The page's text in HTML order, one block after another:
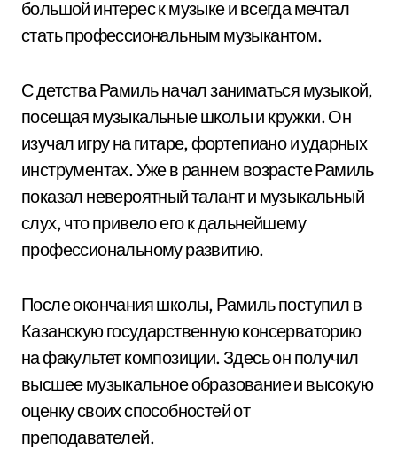
большой интерес к музыке и всегда мечтал
стать профессиональным музыкантом.
С детства Рамиль начал заниматься музыкой,
посещая музыкальные школы и кружки. Он
изучал игру на гитаре, фортепиано и ударных
инструментах. Уже в раннем возрасте Рамиль
показал невероятный талант и музыкальный
слух, что привело его к дальнейшему
профессиональному развитию.
После окончания школы, Рамиль поступил в
Казанскую государственную консерваторию
на факультет композиции. Здесь он получил
высшее музыкальное образование и высокую
оценку своих способностей от
преподавателей.